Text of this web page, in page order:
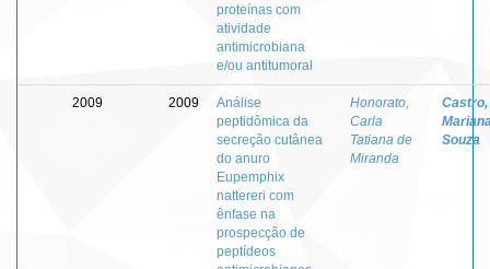
proteínas com
atividade
antimicrobiana
e/ou antitumoral
2009 2009
Análise
peptidômica da
secreção cutânea
do anuro
Eupemphix
nattereri com
ênfase na
prospecção de
peptídeos
Honorato,
Carla
Tatiana de
Miranda
Castro,
Souza